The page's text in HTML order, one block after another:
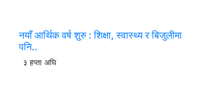
नयाँ आर्थिक वर्ष शुरु : शिक्षा, स्वास्थ्य र बिजुलीमा
पनि..
३ हप्ता अघि